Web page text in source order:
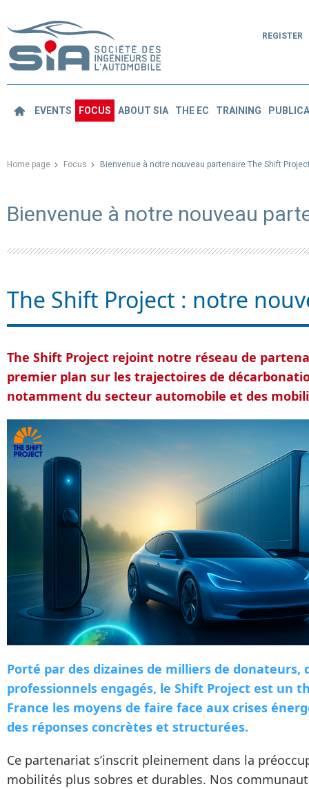
REGISTER
EVENTS FOCUS ABOUT SIA THE EC TRAINING
Home page Focus Bienvenue à notre nouveau partenaire The Shift
Bienvenue à notre nouveau
The Shift Project : notre
The Shift Project rejoint notre réseau de
premier plan sur les trajectoires de
notamment du secteur automobile et des
Porté par des dizaines de milliers de donateurs,
professionnels engagés, le Shift Project est un
France les moyens de faire face aux crises
des réponses concrètes et structurées.
Ce partenariat s’inscrit pleinement dans la
mobilités plus sobres et durables. Nos